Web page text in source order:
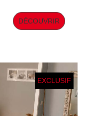
au RSAC de
DÉCOUVRIR
EXCLUSIF